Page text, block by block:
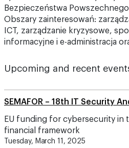
Bezpieczeństwa
Obszary zainteresowań:
ICT, zarządzanie kryzysowe,
informacyjne i e-administracja
Upcoming and recent
SEMAFOR – 18th IT Security
EU funding for cybersecurity in
financial framework
Tuesday, March 11, 2025